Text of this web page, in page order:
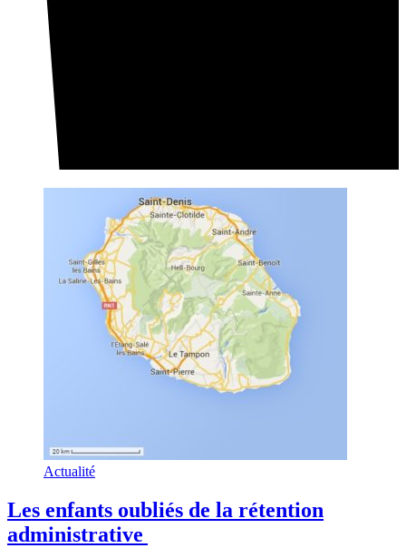
Actualité
Les enfants oubliés de la rétention
administrative